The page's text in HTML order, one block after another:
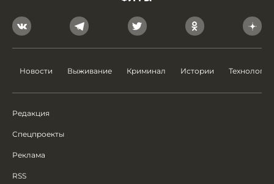
Новости Выживание Криминал Истории Технологии
Редакция
Спецпроекты
Реклама
RSS